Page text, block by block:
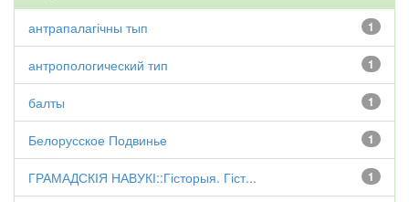
1
антрапалагічны тып
1
антропологический тип
1
балты
1
Белорусское Подвинье
1
ГРАМАДСКІЯ НАВУКІ::Гісторыя. Гіст...